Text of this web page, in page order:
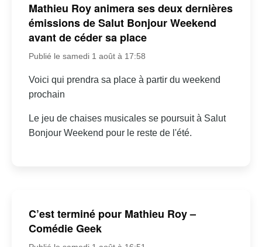
Mathieu Roy animera ses deux dernières
émissions de Salut Bonjour Weekend
avant de céder sa place
Publié le samedi 1 août à 17:58
Voici qui prendra sa place à partir du weekend
prochain
Le jeu de chaises musicales se poursuit à Salut
Bonjour Weekend pour le reste de l'été.
C’est terminé pour Mathieu Roy –
Comédie Geek